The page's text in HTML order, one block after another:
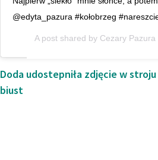
@edyta_pazura #kołobrzeg
A post shared by Cezary Pazura
Doda udostepniła zdjęcie w
biust